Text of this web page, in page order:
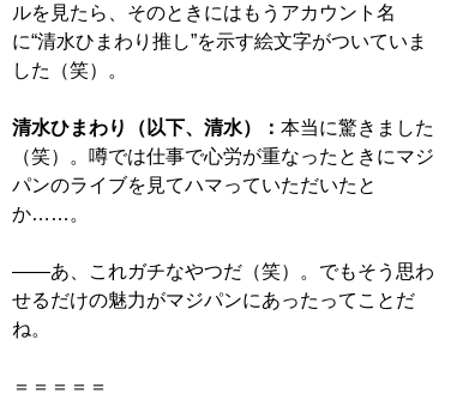
ルを見たら、そのときにはもうアカウント名
に“清水ひまわり推し”を示す絵文字がついていま
した（笑）。
清水ひまわり（以下、清水）： 本当に驚きました
（笑）。噂では仕事で心労が重なったときにマジ
パンのライブを見てハマっていただいたと
か……。
――あ、これガチなやつだ（笑）。でもそう思わ
せるだけの魅力がマジパンにあったってことだ
ね。
＝＝＝＝＝